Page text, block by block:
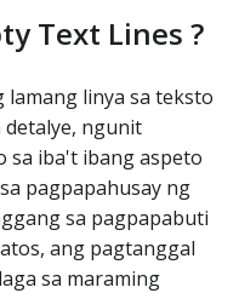
Text Lines ?
linya sa teksto
ngunit
sa iba't ibang aspeto
pagpapahusay ng
sa pagpapabuti
ang pagtanggal
sa maraming